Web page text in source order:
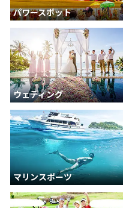
パワースポット
ウェディング
マリンスポーツ